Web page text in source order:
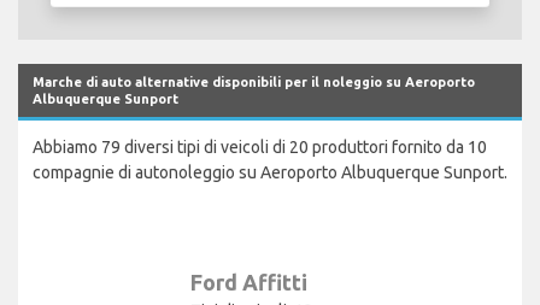
Marche di auto alternative disponibili per il noleggio su Aeroporto
Albuquerque Sunport
Abbiamo 79 diversi tipi di veicoli di 20 produttori fornito da 10
compagnie di autonoleggio su Aeroporto Albuquerque Sunport.
Ford Affitti